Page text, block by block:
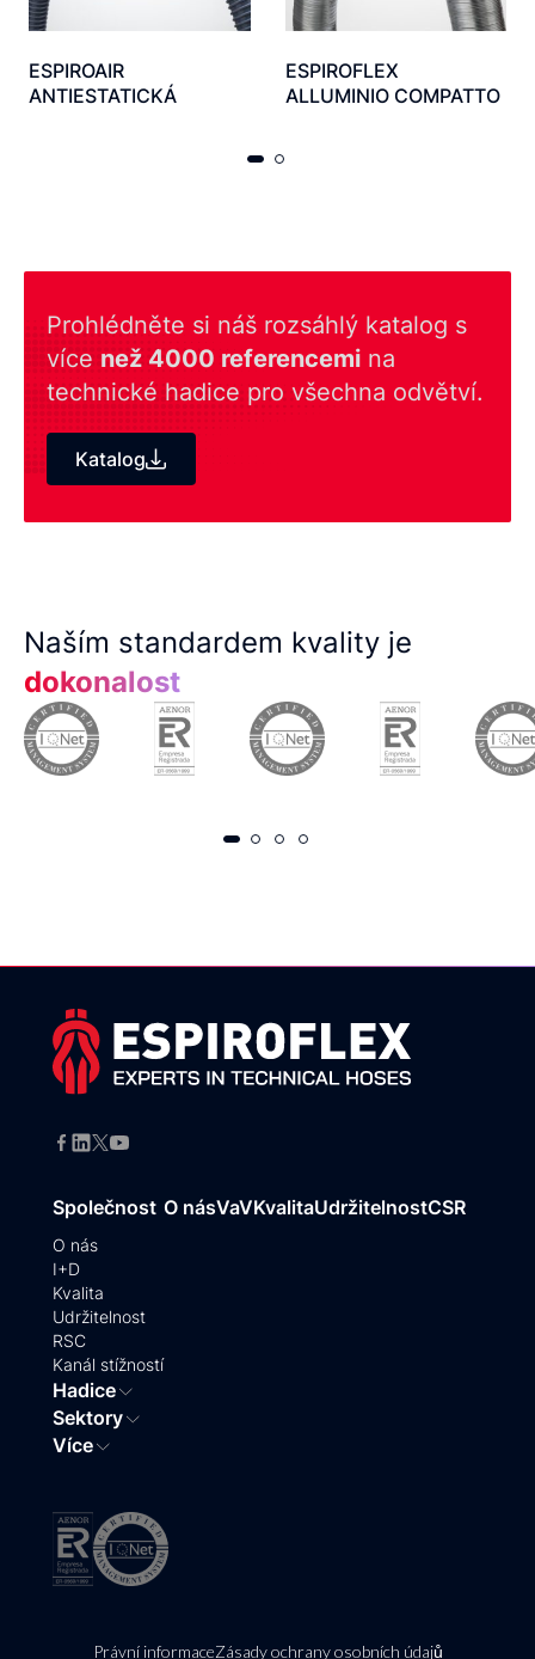
ESPIROAIR
ANTIESTATICKÁ
ESPIROFLEX
ALLUMINIO COMPATTO
Prohlédněte si náš rozsáhlý katalog s
více než 4000 referencemi na
technické hadice pro všechna odvětví.
Katalog
Naším standardem kvality je
dokonalost
Společnost
O nás
I+D
Kvalita
Udržitelnost
RSC
Kanál stížností
O násVaVKvalitaUdržitelnostCSR
Hadice
Sektory
Více
Právní informaceZásady ochrany osobních údajů